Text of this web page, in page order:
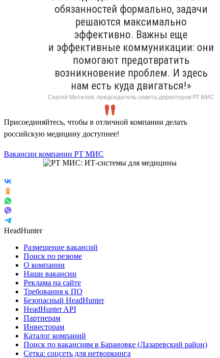
обязанностей формально, задачи
решаются максимально
эффективно. Важны еще
и эффективные коммуникации: они
помогают предотвратить
возникновение проблем. И здесь
нам есть куда двигаться!»
Сергей Метелев, председатель совета директоров РТ МИС
Присоединяйтесь, чтобы в отличной компании делать
российскую медицину доступнее!
Вакансии компании РТ МИС
HeadHunter
Размещение вакансий
Поиск по резюме
О компании
Наши вакансии
Реклама на сайте
Требования к ПО
Безопасный HeadHunter
HeadHunter API
Партнерам
Инвесторам
Каталог компаний
Поиск по вакансиям в Барановке (Лазаревский район)
Сетка: соцсеть для нетворкинга